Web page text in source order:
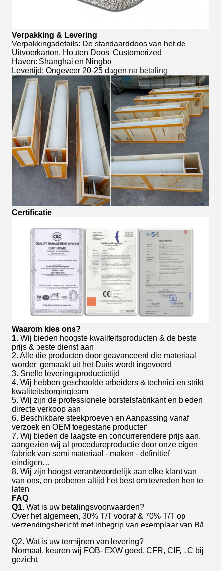
Verpakking & Levering
Verpakkingsdetails: De standaarddoos van het de
Uitvoerkarton, Houten Doos, Customerized
Haven: Shanghai en Ningbo
Levertijd: Ongeveer 20-25 dagen na betaling
Certificatie
Waarom kies ons?
1. Wij bieden hoogste kwaliteitsproducten & de beste
prijs & beste dienst aan
2. Alle die producten door geavanceerd die materiaal
worden gemaakt uit het Duits wordt ingevoerd
3. Snelle leveringsproductietijd
4. Wij hebben geschoolde arbeiders & technici en strikt
kwaliteitsborgingteam
5. Wij zijn de professionele borstelsfabrikant en bieden
directe verkoop aan
6. Beschikbare steekproeven en Aanpassing vanaf
verzoek en OEM toegestane producten
7. Wij bieden de laagste en concurrerendere prijs aan,
aangezien wij al procedureproductie door onze eigen
fabriek van semi materiaal - maken - definitief
eindigen…
8. Wij zijn hoogst verantwoordelijk aan elke klant van
van ons, en proberen altijd het best om tevreden hen te
laten
FAQ
Q1. Wat is uw betalingsvoorwaarden?
Over het algemeen, 30% T/T vooraf & 70% T/T op
verzendingsbericht met inbegrip van exemplaar van B/L
Q2. Wat is uw termijnen van levering?
Normaal, keuren wij FOB- EXW goed, CFR, CIF, LC bij
gezicht.